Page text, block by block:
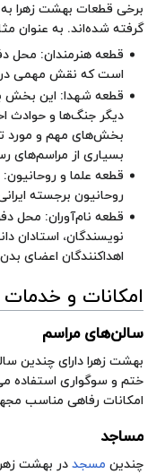
برخی قطعات بهشت زهرا به
گرفته شده‌اند. به عنوان
قطعه هنرمندان: محل
است که نقش مهمی در
قطعه شهدا: این بخش
دیگر جنگ‌ها و حوادث
بخش‌های مهم و مورد
بسیاری از
قطعه علما و
روحانیون برجسته
قطعه نام‌آوران: محل
نویسندگان، استادان
اهداکنندگان اعضای
امکانات و خدمات
سالن‌های مراسم
بهشت زهرا دارای چندین
ختم و سوگواری استفاده
امکانات رفاهی مناسب
مساجد
چندین مسجد در بهشت